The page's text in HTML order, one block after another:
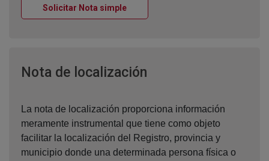
Solicitar Nota simpleVentana nueva
Nota de localización
La nota de localización proporciona información
meramente instrumental que tiene como objeto
facilitar la localización del Registro, provincia y
municipio donde una determinada persona física o